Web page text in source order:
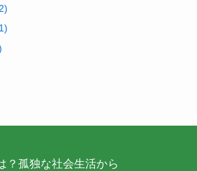
？孤独な社会生活から